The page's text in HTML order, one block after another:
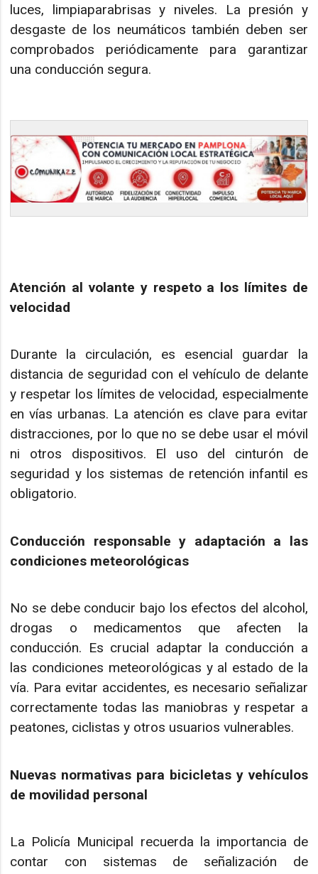
luces, limpiaparabrisas y niveles. La presión y
desgaste de los neumáticos también deben ser
comprobados periódicamente para garantizar
una conducción segura.
Atención al volante y respeto a los límites de
velocidad
Durante la circulación, es esencial guardar la
distancia de seguridad con el vehículo de delante
y respetar los límites de velocidad, especialmente
en vías urbanas. La atención es clave para evitar
distracciones, por lo que no se debe usar el móvil
ni otros dispositivos. El uso del cinturón de
seguridad y los sistemas de retención infantil es
obligatorio.
Conducción responsable y adaptación a las
condiciones meteorológicas
No se debe conducir bajo los efectos del alcohol,
drogas o medicamentos que afecten la
conducción. Es crucial adaptar la conducción a
las condiciones meteorológicas y al estado de la
vía. Para evitar accidentes, es necesario señalizar
correctamente todas las maniobras y respetar a
peatones, ciclistas y otros usuarios vulnerables.
Nuevas normativas para bicicletas y vehículos
de movilidad personal
La Policía Municipal recuerda la importancia de
contar con sistemas de señalización de